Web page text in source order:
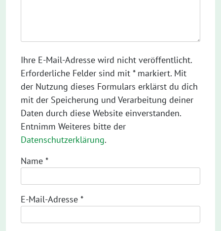
Ihre E-Mail-Adresse wird nicht veröffentlicht.
Erforderliche Felder sind mit * markiert. Mit
der Nutzung dieses Formulars erklärst du dich
mit der Speicherung und Verarbeitung deiner
Daten durch diese Website einverstanden.
Entnimm Weiteres bitte der
Datenschutzerklärung.
Name *
E-Mail-Adresse *